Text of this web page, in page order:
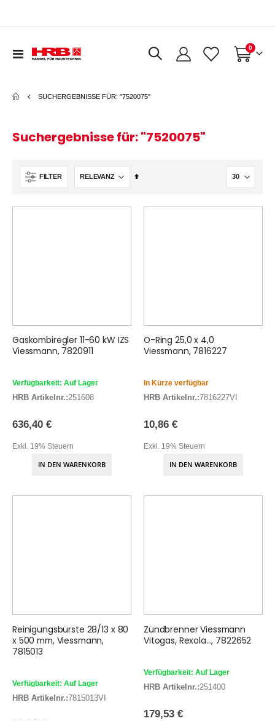
Navigation
Warenkorb
0
SUCHERGEBNISSE FÜR: "7520075"
Suchergebnisse für: "7520075"
FILTER
In
Gaskombiregler 11-60 kW IZS
Viessmann, 7820911
Verfügbarkeit: Auf Lager
HRB Artikelnr.:251608
636,40 €
Exkl. 19% Steuern
IN DEN WARENKORB
O-Ring 25,0 x 4,0
Viessmann, 7816227
In Kürze verfügbar
HRB Artikelnr.:7816227VI
10,86 €
Exkl. 19% Steuern
IN DEN WARENKORB
Reinigungsbürste 28/13 x 80
x 500 mm, Viessmann,
7815013
Verfügbarkeit: Auf Lager
HRB Artikelnr.:7815013VI
Zündbrenner Viessmann
Vitogas, Rexola..., 7822652
Verfügbarkeit: Auf Lager
HRB Artikelnr.:251400
179,53 €